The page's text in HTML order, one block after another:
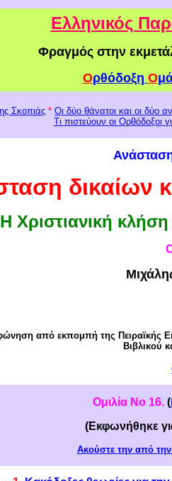
Ελληνικός
Φραγμός στην
Ορθόδοξη Ο
Σκοπιάς * Οι δύο θάνατοι και οι δύο
Τι πιστεύουν οι Ορθόδοξοι
δικαίων
Η Χριστιανική
από εκπομπή της Πειραϊκής
Βιβλικού
Ομιλία Νο 16. (
(Εκφωνήθηκε
Ακούστε την από